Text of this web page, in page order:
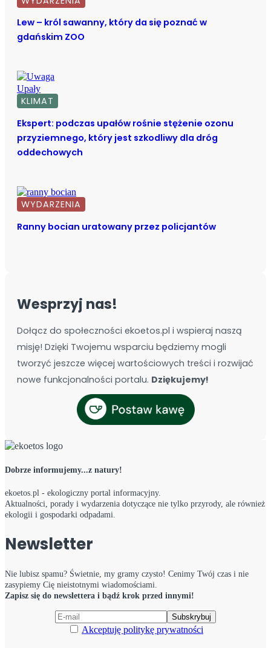
Lew – król sawanny, który da się poznać w
gdańskim ZOO
KLIMAT
Ekspert: podczas upałów rośnie stężenie ozonu
przyziemnego, który jest szkodliwy dla dróg
oddechowych
WYDARZENIA
Ranny bocian uratowany przez policjantów
Wesprzyj nas!
Dołącz do społeczności ekoetos.pl i wspieraj naszą
misję! Dzięki Twojemu wsparciu będziemy mogli
tworzyć jeszcze więcej wartościowych treści i rozwijać
nowe funkcjonalności portalu. Dziękujemy!
Dobrze informujemy...z natury!
ekoetos.pl - ekologiczny portal informacyjny.
Aktualności, porady i wydarzenia dotyczące nie tylko przyrody, ale również
ekologii i gospodarki odpadami.
Newsletter
Nie lubisz spamu? Świetnie, my gramy czysto! Cenimy Twój czas i nie
zasypiemy Cię nieistotnymi wiadomościami.
Zapisz się do newslettera i bądź krok przed innymi!
Akceptuję politykę prywatności